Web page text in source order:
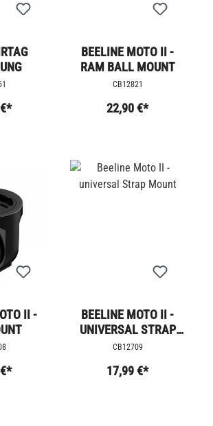
BEELINE MOTO II -
RAM BALL MOUNT
CB12821
22,90 €*
II -
BEELINE MOTO II -
UNIVERSAL STRAP
MOUNT
CB12709
17,99 €*